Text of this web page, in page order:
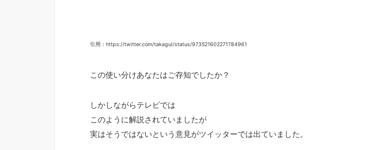
引用：https://twitter.com/takagul/status/973521602271784961
この使い分けあなたはご存知でしたか？
しかしながらテレビでは
このように解説されていましたが
実はそうではないという意見がツイッターでは出ていました。